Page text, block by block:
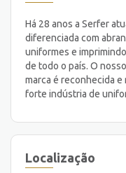
Há 28 anos a Serfer
diferenciada com
uniformes e
de todo o país. O
marca é reconhecida
forte indústria de
Localização